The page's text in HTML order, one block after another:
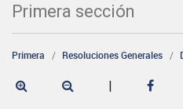
Primera sección
Primera Resoluciones Generales
|